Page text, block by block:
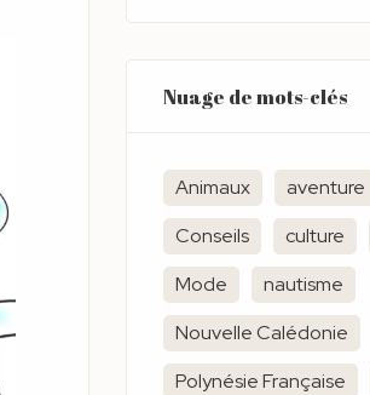
Nuage de mots-clés
Animaux aventure
Conseils
culture
Mode
nautisme
Nouvelle Calédonie
Polynésie Française